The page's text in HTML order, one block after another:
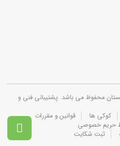

محفوظ می باشد. پشتیبانی فنی و
کوکی ها
قوانین و مقررات
حریم خصوصی
ثبت شکایت